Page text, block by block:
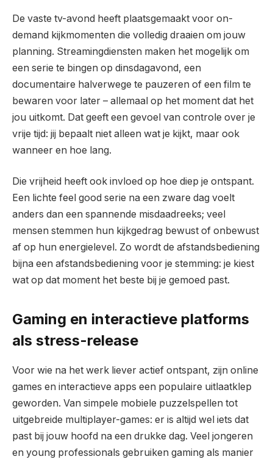
De vaste tv-avond heeft plaatsgemaakt voor on-
demand kijkmomenten die volledig draaien om jouw
planning. Streamingdiensten maken het mogelijk om
een serie te bingen op dinsdagavond, een
documentaire halverwege te pauzeren of een film te
bewaren voor later – allemaal op het moment dat het
jou uitkomt. Dat geeft een gevoel van controle over je
vrije tijd: jij bepaalt niet alleen wat je kijkt, maar ook
wanneer en hoe lang.
Die vrijheid heeft ook invloed op hoe diep je ontspant.
Een lichte feel good serie na een zware dag voelt
anders dan een spannende misdaadreeks; veel
mensen stemmen hun kijkgedrag bewust of onbewust
af op hun energielevel. Zo wordt de afstandsbediening
bijna een afstandsbediening voor je stemming: je kiest
wat op dat moment het beste bij je gemoed past.
Gaming en interactieve platforms
als stress-release
Voor wie na het werk liever actief ontspant, zijn online
games en interactieve apps een populaire uitlaatklep
geworden. Van simpele mobiele puzzelspellen tot
uitgebreide multiplayer-games: er is altijd wel iets dat
past bij jouw hoofd na een drukke dag. Veel jongeren
en young professionals gebruiken gaming als manier